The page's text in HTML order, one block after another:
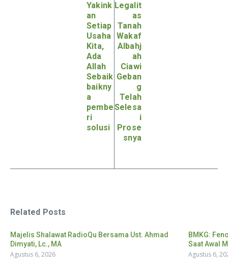
Yakink
an
Setiap
Usaha
Kita,
Ada
Allah
Sebaik
baikny
a
pembe
ri
solusi
Legalit
as
Tanah
Wakaf
Albahj
ah
Ciawi
Geban
g
Telah
Selesa
i
Prose
snya
Related Posts
Majelis Shalawat RadioQu Bersama Ust. Ahmad
Dimyati, Lc., MA
Agustus 6, 2026
BMKG:
Saat Awal
Agustus 6,